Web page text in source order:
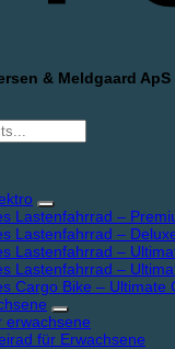
& Meldgaard ApS
Lastenfahrrad –
Lastenfahrrad –
Lastenfahrrad –
Lastenfahrrad –
Cargo Bike – Ultimate
erwachsene
für Erwachsene